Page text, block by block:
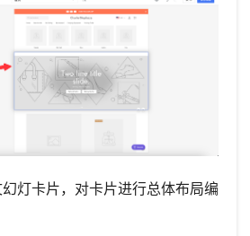
灯卡片，对卡片进行总体布局编